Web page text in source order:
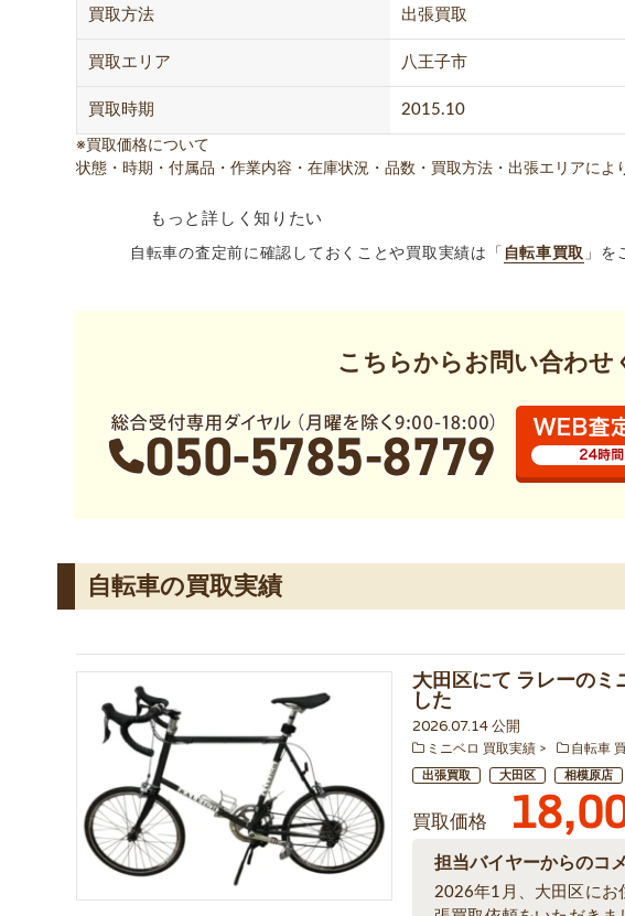
買取方法 出張買取
買取エリア 八王子市
買取時期 2015.10
※買取価格について
状態・時期・付属品・作業内容・在庫状況・品数・買取方法・出張エリアによ
もっと詳しく知りたい
自転車の査定前に確認しておくことや買取実績は「 自転車買取 」を
こちらからお問い合わせ
自転車の買取実績
大田区にて ラレーのミ
した
2026.07.14 公開
ミニベロ 買取実績 自転車
出張買取 大田区 相模原店
買取価格
担当バイヤーからのコ
2026年1月、大田区にお